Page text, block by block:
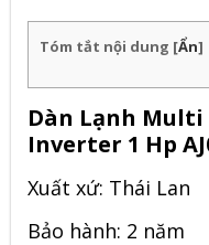
Tóm tắt nội dung [Ẩn]
Dàn Lạnh Multi
Inverter 1 Hp
Xuất xứ: Thái Lan
Bảo hành: 2 năm